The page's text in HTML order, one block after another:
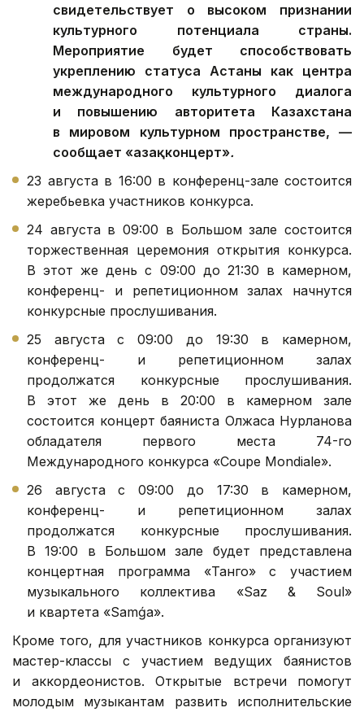
свидетельствует о высоком признании
культурного потенциала страны.
Мероприятие будет способствовать
укреплению статуса Астаны как центра
международного культурного диалога
и повышению авторитета Казахстана
в мировом культурном пространстве, —
сообщает «Қазақконцерт».
23 августа в 16:00 в конференц-зале состоится
жеребьевка участников конкурса.
24 августа в 09:00 в Большом зале состоится
торжественная церемония открытия конкурса.
В этот же день с 09:00 до 21:30 в камерном,
конференц- и репетиционном залах начнутся
конкурсные прослушивания.
25 августа с 09:00 до 19:30 в камерном,
конференц- и репетиционном залах
продолжатся конкурсные прослушивания.
В этот же день в 20:00 в камерном зале
состоится концерт баяниста Олжаса Нурланова
обладателя первого места 74-го
Международного конкурса «Coupe Mondiale».
26 августа с 09:00 до 17:30 в камерном,
конференц- и репетиционном залах
продолжатся конкурсные прослушивания.
В 19:00 в Большом зале будет представлена
концертная программа «Танго» с участием
музыкального коллектива «Saz & Soul»
и квартета «Samǵa».
Кроме того, для участников конкурса организуют
мастер-классы с участием ведущих баянистов
и аккордеонистов. Открытые встречи помогут
молодым музыкантам развить исполнительские